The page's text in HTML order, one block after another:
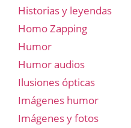
Historias y leyendas
Homo Zapping
Humor
Humor audios
Ilusiones ópticas
Imágenes humor
Imágenes y fotos